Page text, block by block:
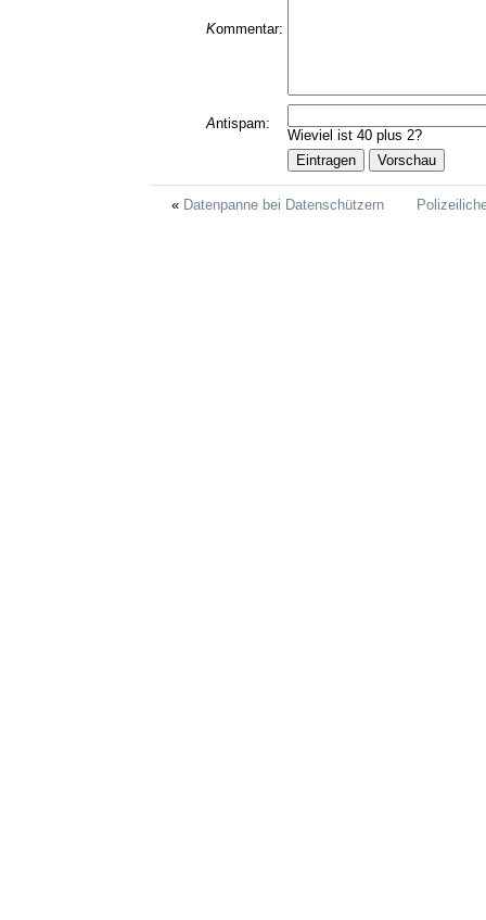
Kommentar:
Antispam:
Wieviel ist 40 plus 2?
Datenpanne bei Datenschützern